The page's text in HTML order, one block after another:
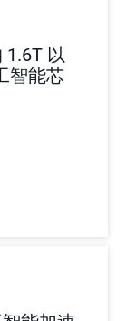
1.6T 以
智能芯